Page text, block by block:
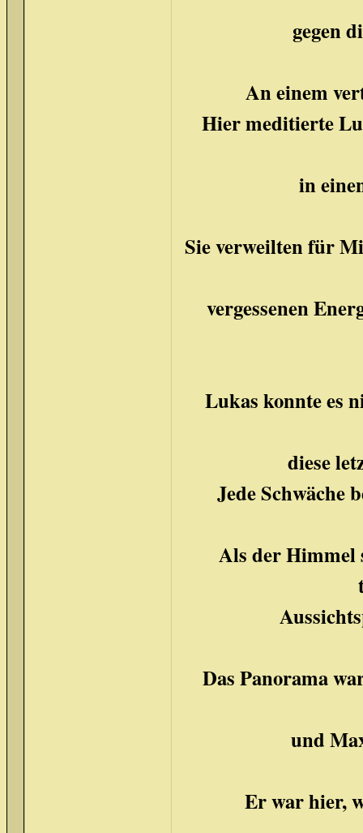
gegen
An einem
Hier meditierte
in
Sie verweilten für
vergessenen
Lukas konnte es
diese
Jede Schwäche
Als der Himmel
Das Panorama
und
Er war hier,